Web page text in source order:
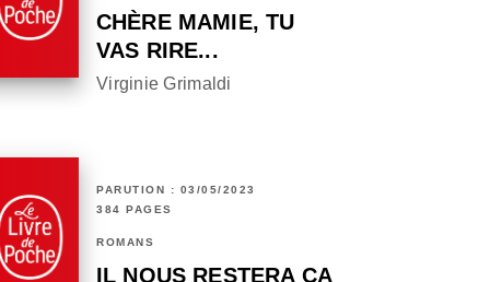
CHÈRE MAMIE, TU
VAS RIRE...
Virginie Grimaldi
PARUTION : 03/05/2023
384 PAGES
ROMANS
IL NOUS RESTERA ÇA